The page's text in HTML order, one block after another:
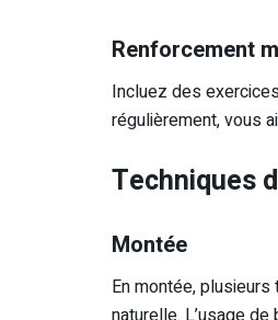
Renforcement
Incluez des
régulièrement, vous
Techniques
Montée
En montée,